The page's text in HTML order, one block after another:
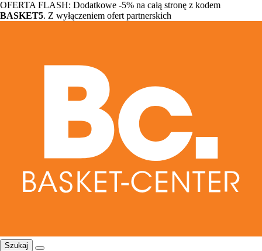
OFERTA FLASH: Dodatkowe -5% na całą stronę z kodem
BASKET5. Z wyłączeniem ofert partnerskich
Szukaj